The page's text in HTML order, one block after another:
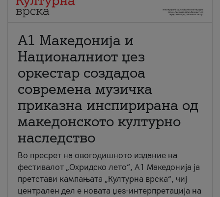
А1 Македонија и
Националниот џез
оркестар создадоа
современа музичка
приказна инспирирана од
македонското културно
наследство
Во пресрет на овогодишното издание на
фестивалот „Охридско лето“, А1 Македонија ја
претстави кампањата „Културна врска“, чиј
централен дел е новата џез-интерпретација на